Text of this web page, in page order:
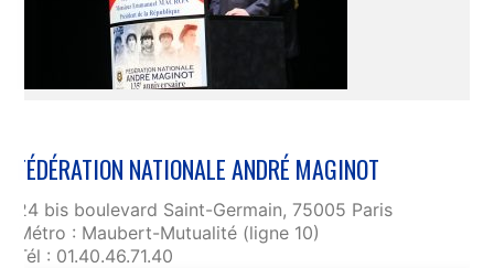
FÉDÉRATION NATIONALE ANDRÉ MAGINOT
24 bis boulevard Saint-Germain, 75005 Paris
Métro : Maubert-Mutualité (ligne 10)
Tél : 01.40.46.71.40